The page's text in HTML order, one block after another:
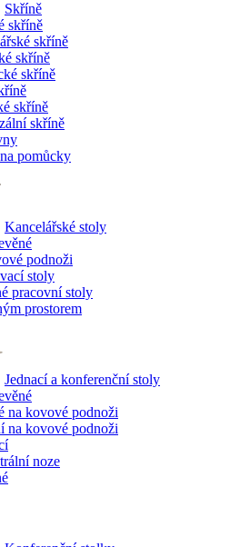
Skříně
skříně
skříně
skříně
skříně
skříně
skříně
pomůcky
Kancelářské stoly
podnoži
stoly
pracovní stoly
prostorem
Jednací a konferenční stoly
na kovové podnoži
na kovové podnoži
noze